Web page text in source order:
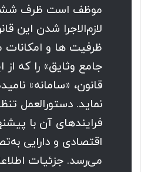
موظف است ظرف
لازم‌الاجرا شدن این
ظرفیت­ ها و امکانات
جامع وثایق» را که
قانون، «سامانه»
نماید. دستورالعمل
‌‌‌فرایندهای آن با
اقتصادی و دارایی
می‌رسد. جزئیات